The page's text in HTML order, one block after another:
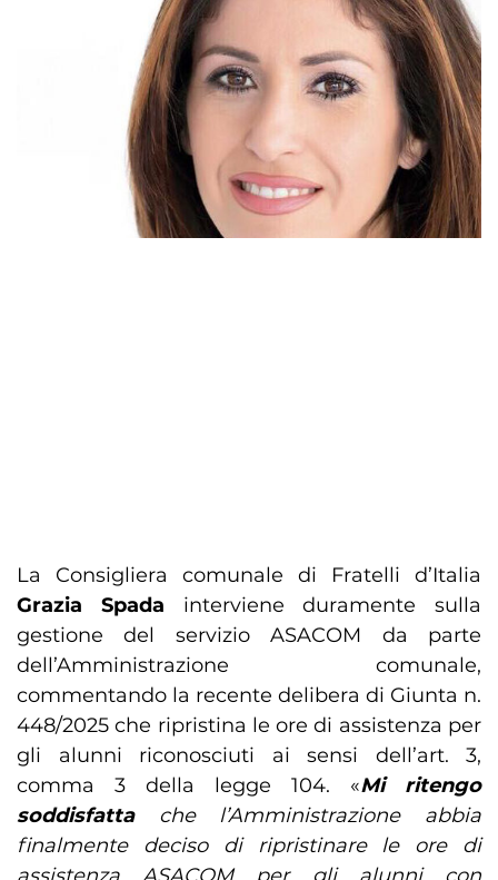
La Consigliera comunale di Fratelli d’Italia
Grazia Spada interviene duramente sulla
gestione del servizio ASACOM da parte
dell’Amministrazione comunale,
commentando la recente delibera di Giunta n.
448/2025 che ripristina le ore di assistenza per
gli alunni riconosciuti ai sensi dell’art. 3,
comma 3 della legge 104. «Mi ritengo
soddisfattache l’Amministrazione abbia
finalmente deciso di ripristinare le ore di